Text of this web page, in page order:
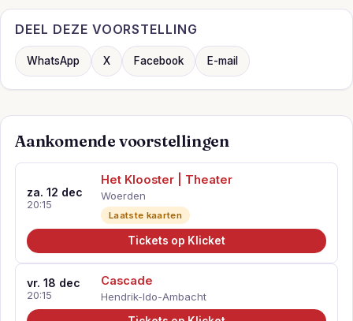
DEEL DEZE VOORSTELLING
WhatsApp X Facebook E-mail
Aankomende voorstellingen
za. 12 dec
20:15
Het Klooster | Theater
Woerden
Laatste kaarten
Tickets op Klicket
vr. 18 dec
20:15
Cascade
Hendrik-Ido-Ambacht